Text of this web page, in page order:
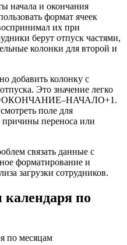
начала и окончания
формат ячеек
их при
берут отпуск частями,
колонки для второй и
добавить колонку с
Это значение легко
=ОКОНЧАНИЕ–НАЧАЛО+1.
поле для
причины переноса или
связать данные с
форматирование и
загрузки сотрудников.
календаря по